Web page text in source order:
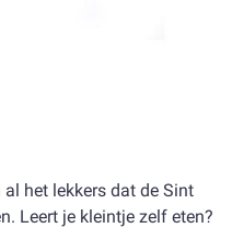
het lekkers dat de Sint
Leert je kleintje zelf eten?